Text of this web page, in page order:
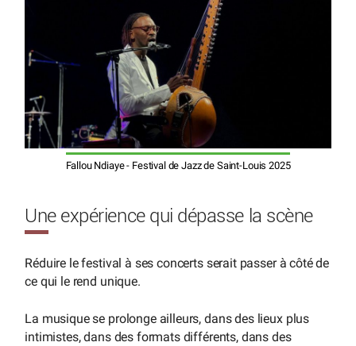
Fallou Ndiaye - Festival de Jazz de Saint-Louis 2025
Une expérience qui dépasse la scène
Réduire le festival à ses concerts serait passer à côté de
ce qui le rend unique.
La musique se prolonge ailleurs, dans des lieux plus
intimistes, dans des formats différents, dans des